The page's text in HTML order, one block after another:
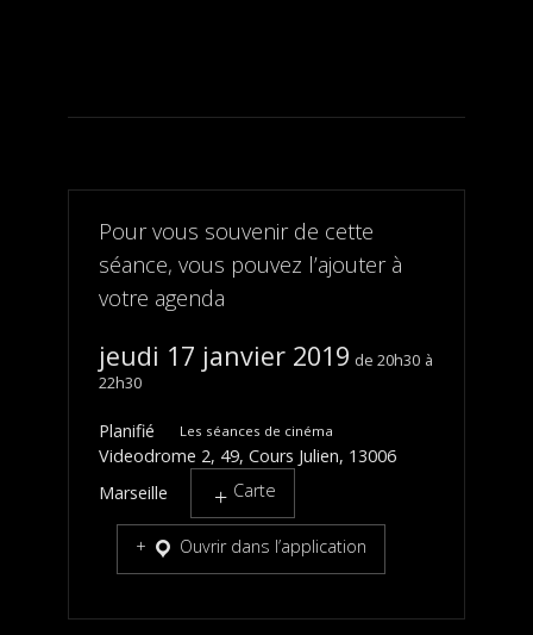
Pour vous souvenir de cette
séance, vous pouvez l’ajouter à
votre agenda
jeudi 17 janvier 2019
20h30
22h30
Planifié Les séances de cinéma
Videodrome 2, 49, Cours Julien, 13006
Marseille
Carte
Ouvrir dans l’application